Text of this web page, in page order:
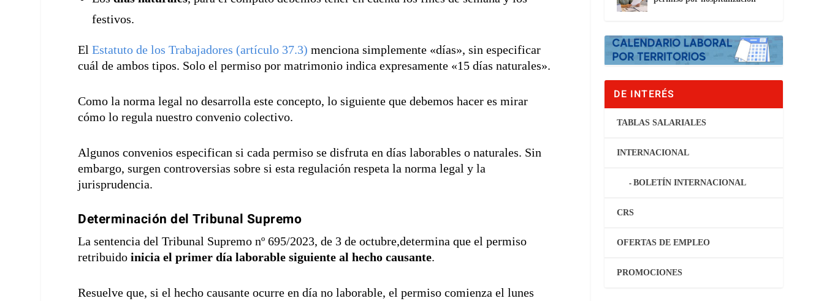
festivos.
ElEstatuto de los Trabajadores (artículo 37.3) menciona simplemente «días», sin especificar
cuál de ambos tipos. Solo el permiso por matrimonio indica expresamente «15 días naturales».
Como la norma legal no desarrolla este concepto, lo siguiente que debemos hacer es mirar
cómo lo regula nuestro convenio colectivo.
Algunos convenios especifican si cada permiso se disfruta en días laborables o naturales. Sin
embargo, surgen controversias sobre si esta regulación respeta la norma legal y la
jurisprudencia.
Determinacióndel Tribunal Supremo
La sentencia del Tribunal Supremo nº 695/2023, de 3 de octubre,determina que el permiso
retribuidoinicia el primer día laborable siguiente al hecho causante.
Resuelve que, si el hecho causante ocurre en día no laborable, el permiso comienza el lunes
DE INTERÉS
TABLAS SALARIALES
INTERNACIONAL
BOLETÍN INTERNACIONAL
CRS
OFERTAS DE EMPLEO
PROMOCIONES